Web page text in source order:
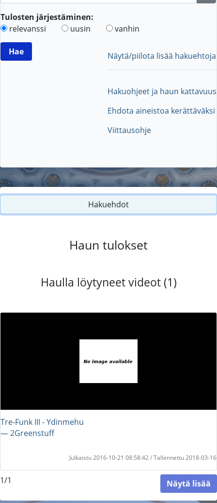
Tulosten järjestäminen:
relevanssi
uusin vanhin
Näytä/piilota lisää hakuehtoja
Hakuohjeet ja haun kattavuus
Ehdota aineistoa kerättäväksi
Viittausohje
Hakuehdot
Haun tulokset
Haulla löytyneet videot (1)
Tre-Funk III - Ydinmehu
― 2Greenstuff
Julkaistu 2016-10-21 08:58:42 / Tallennettu 2018-03-16
1/1 Näytä lisää